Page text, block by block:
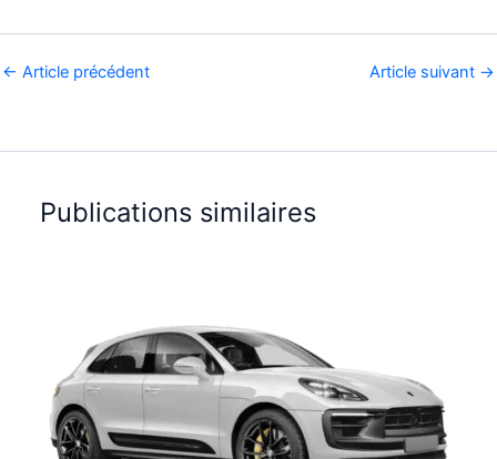
← Article précédent Article suivant →
Publications similaires